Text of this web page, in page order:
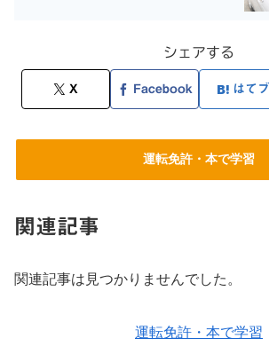
シェアする
X Facebook はてブ
運転免許・本で学習
関連記事
関連記事は見つかりませんでした。
運転免許・本で学習